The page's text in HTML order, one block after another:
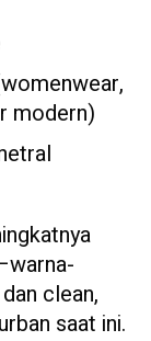
modern)
clean,
saat ini.